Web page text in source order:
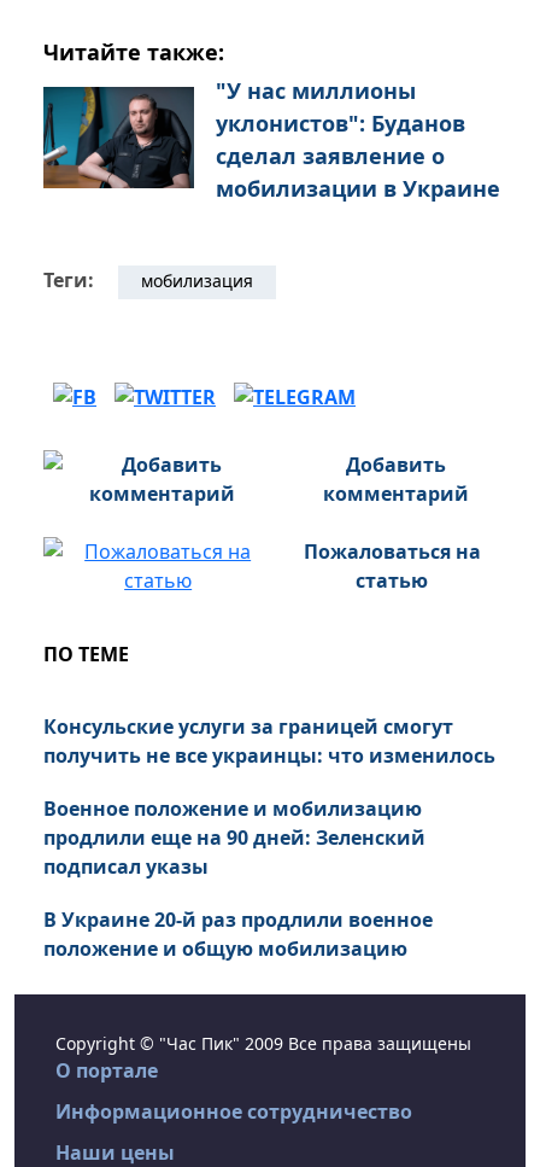
Читайте также:
"У нас миллионы
уклонистов": Буданов
сделал заявление о
мобилизации в Украине
Теги: мобилизация
Добавить
комментарий
Пожаловаться на
статью
ПО ТЕМЕ
Консульские услуги за границей смогут
получить не все украинцы: что изменилось
Военное положение и мобилизацию
продлили еще на 90 дней: Зеленский
подписал указы
В Украине 20-й раз продлили военное
положение и общую мобилизацию
Copyright © "Час Пик" 2009 Все права защищены
О портале
Информационное сотрудничество
Наши цены